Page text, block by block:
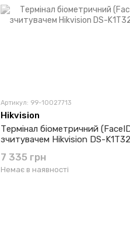
Артикул: 99-10027713
Hikvision
Термінал біометричний
зчитувачем Hikvision DS-
7 335 грн
Немає в наявності